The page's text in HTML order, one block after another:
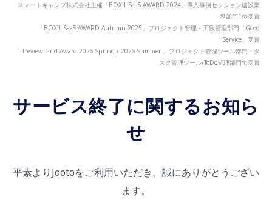
スマートキャンプ株式会社主催「BOXIL SaaS AWARD 2024」導入事例セクション建設業
界部門1位受賞
「BOXIL SaaS AWARD Autumn 2025」プロジェクト管理・工数管理部門「Good
Service」受賞
「ITreview Grid Award 2026 Spring / 2026 Summer 」プロジェクト管理ツール部門・タ
スク管理ツール/ToDo管理部門で受賞
サービス終了に関するお知ら
せ
平素よりJootoをご利用いただき、誠にありがとうござい
ます。